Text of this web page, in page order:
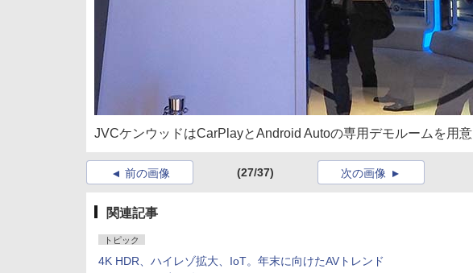
JVCケンウッドはCarPlayとAndroid Autoの専用デモルームを用意
前の画像 (27/37) 次の画像
関連記事
トピック
4K HDR、ハイレゾ拡大、IoT。年末に向けたAVトレンド